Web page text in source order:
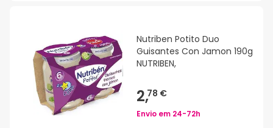
Nutriben Potito Duo
Guisantes Con Jamon 190g
NUTRIBEN,
2,78 €
Envio em 24-72h